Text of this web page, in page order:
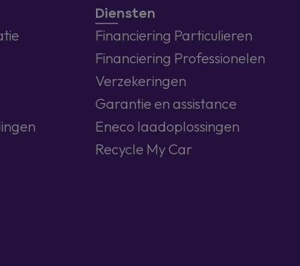
Diensten
Financiering Particulieren
Financiering Professionelen
Verzekeringen
Garantie en assistance
Eneco laadoplossingen
Recycle My Car